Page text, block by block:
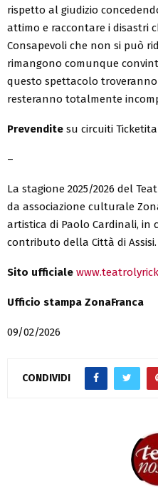
rispetto al giudizio
attimo e raccontare i disastri
Consapevoli che non si può
rimangono comunque
questo spettacolo
resteranno totalmente
Prevendite su circuiti
–
La stagione 2025/2026 del
da associazione culturale
artistica di Paolo Cardinali, in
contributo della Città di Assisi.
Sito ufficiale
Ufficio stampa ZonaFranca
09/02/2026
CONDIVIDI